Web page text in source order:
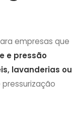
empresas que
e pressão
lavanderias ou